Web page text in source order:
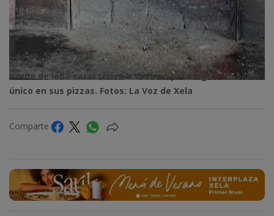
Horno de leña caracteriza a Vesuvio para lograr un sabor
único en sus pizzas. Fotos: La Voz de Xela
Comparte